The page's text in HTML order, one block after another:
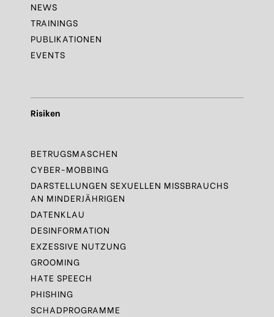
NEWS
TRAININGS
PUBLIKATIONEN
EVENTS
Risiken
BETRUGSMASCHEN
CYBER-MOBBING
DARSTELLUNGEN SEXUELLEN MISSBRAUCHS
AN MINDERJÄHRIGEN
DATENKLAU
DESINFORMATION
EXZESSIVE NUTZUNG
GROOMING
HATE SPEECH
PHISHING
SCHADPROGRAMME